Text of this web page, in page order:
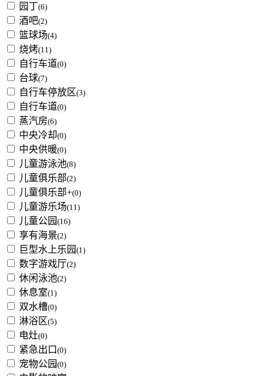
园丁(6)
酒吧(2)
篮球场(4)
烧烤(11)
自行车道(0)
台球(7)
自行车停放区(3)
自行车道(0)
蒸汽房(6)
中央冷却(0)
中央供暖(0)
儿童游泳池(8)
儿童俱乐部(2)
儿童俱乐部+(0)
儿童游乐场(11)
儿童公园 (16)
享有海景(2)
巨型水上乐园 (1)
数字游戏厅(2)
休闲泳池(2)
休息室(1)
双水槽(0)
淋浴区(5)
电灶(0)
紧急出口 (0)
宠物公园 (0)